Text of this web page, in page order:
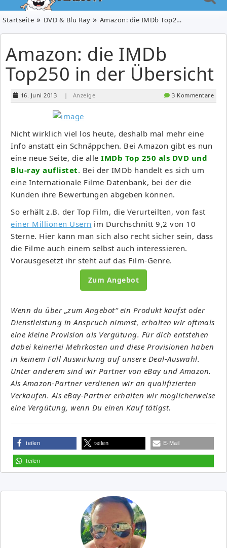
Startseite DVD & Blu Ray Amazon: die IMDb Top250 in der Übersicht
Amazon: die IMDb
Top250 in der Übersicht
16. Juni 2013 | Anzeige 3 Kommentare
Nicht wirklich viel los heute, deshalb mal mehr eine
Info anstatt ein Schnäppchen. Bei Amazon gibt es nun
eine neue Seite, die alle IMDb Top 250 als DVD und
Blu-ray auflistet. Bei der IMDb handelt es sich um
eine Internationale Filme Datenbank, bei der die
Kunden ihre Bewertungen abgeben können.
So erhält z.B. der Top Film, die Verurteilten, von fast
einer Millionen Usern im Durchschnitt 9,2 von 10
Sterne. Hier kann man sich also recht sicher sein, dass
die Filme auch einem selbst auch interessieren.
Vorausgesetzt ihr steht auf das Film-Genre.
Zum Angebot
Wenn du über „zum Angebot“ ein Produkt kaufst oder
Dienstleistung in Anspruch nimmst, erhalten wir oftmals
eine kleine Provision als Vergütung. Für dich entstehen
dabei keinerlei Mehrkosten und diese Provisionen haben
in keinem Fall Auswirkung auf unsere Deal-Auswahl.
Unter anderem sind wir Partner von eBay und Amazon.
Als Amazon-Partner verdienen wir an qualifizierten
Verkäufen. Als eBay-Partner erhalten wir möglicherweise
eine Vergütung, wenn Du einen Kauf tätigst.
teilen teilen E-Mail
teilen